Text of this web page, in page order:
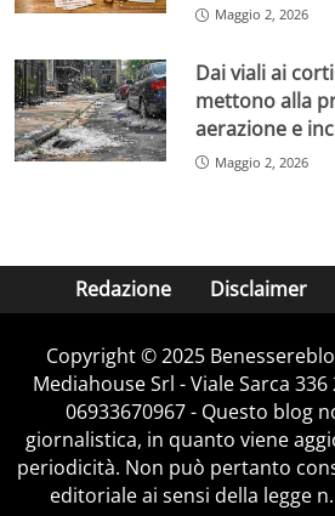
Maggio 2, 2026
Dai viali ai
mettono alla
aerazione e
Maggio 2, 2026
Redazione Disclaimer
Copyright © 2025
Mediahouse Srl - Viale Sarca 336
06933670967 - Questo blog
giornalistica, in quanto viene
periodicità. Non può pertanto
editoriale ai sensi della legge